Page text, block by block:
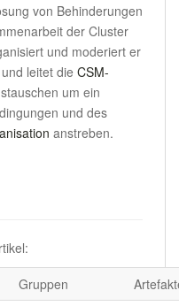
von Behinderungen
der Cluster
und moderiert er
und leitet die CSM-
um ein
und des
anstreben.
Gruppen